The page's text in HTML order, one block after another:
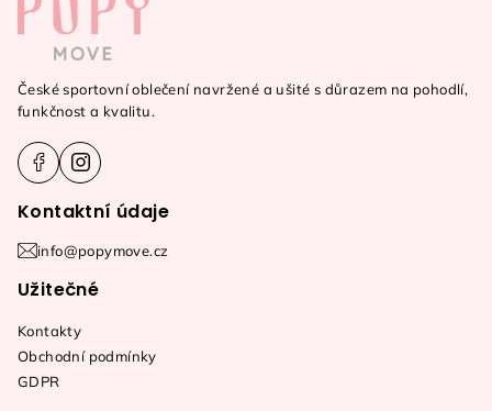
České sportovní oblečení navržené a ušité s důrazem na pohodlí,
funkčnost a kvalitu.
Kontaktní údaje
info@popymove.cz
Užitečné
Kontakty
Obchodní podmínky
GDPR